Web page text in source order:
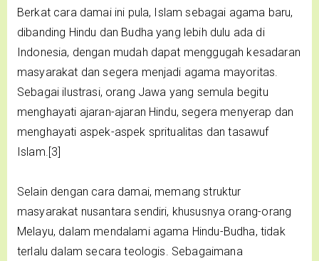
Berkat cara damai ini pula, Islam sebagai agama baru,
dibanding Hindu dan Budha yang lebih dulu ada di
Indonesia, dengan mudah dapat menggugah kesadaran
masyarakat dan segera menjadi agama mayoritas.
Sebagai ilustrasi, orang Jawa yang semula begitu
menghayati ajaran-ajaran Hindu, segera menyerap dan
menghayati aspek-aspek spritualitas dan tasawuf
Islam.[3]
Selain dengan cara damai, memang struktur
masyarakat nusantara sendiri, khususnya orang-orang
Melayu, dalam mendalami agama Hindu-Budha, tidak
terlalu dalam secara teologis. Sebagaimana